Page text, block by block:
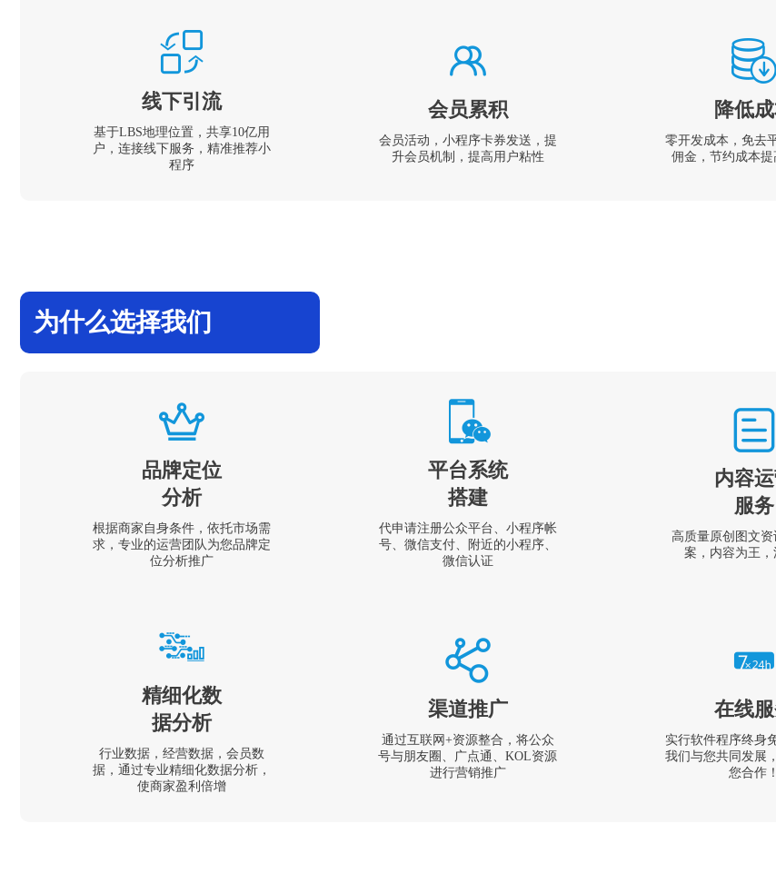
线下引流
基于LBS地理位置，共享10亿用
户，连接线下服务，精准推荐小
程序
会员累积
会员活动，小程序卡券发送，提
升会员机制，提高用户粘性
降低
零开发成本，免去
佣金，节约成本提
为什么选择我们
品牌定位
分析
根据商家自身条件，依托市场需
求，专业的运营团队为您品牌定
位分析推广
平台系统
搭建
代申请注册公众平台、小程序帐
号、微信支付、附近的小程序、
微信认证
内容
服务
高质量原创图文
案，内容为王，
精细化数
据分析
行业数据，经营数据，会员数
据，通过专业精细化数据分析，
使商家盈利倍增
渠道推广
通过互联网+资源整合，将公众
号与朋友圈、广点通、KOL资源
进行营销推广
在线
实行软件程序终身
我们与您共同发展
您合作！